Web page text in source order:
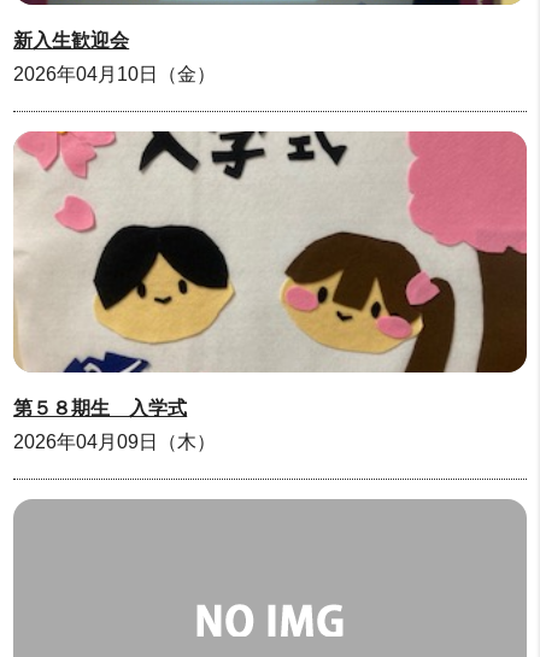
新入生歓迎会
2026年04月10日（金）
第５８期生 入学式
2026年04月09日（木）